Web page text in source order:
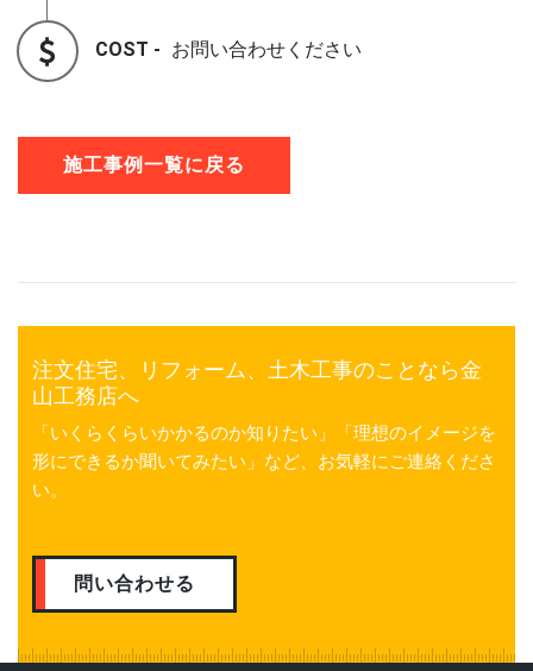
COST - お問い合わせください
施工事例一覧に戻る
注文住宅、リフォーム、土木工事のことなら金
山工務店へ
「いくらくらいかかるのか知りたい」「理想のイメージを
形にできるか聞いてみたい」など、お気軽にご連絡くださ
い。
問い合わせる